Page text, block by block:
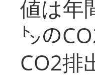
値は年
㌧の
CO2排